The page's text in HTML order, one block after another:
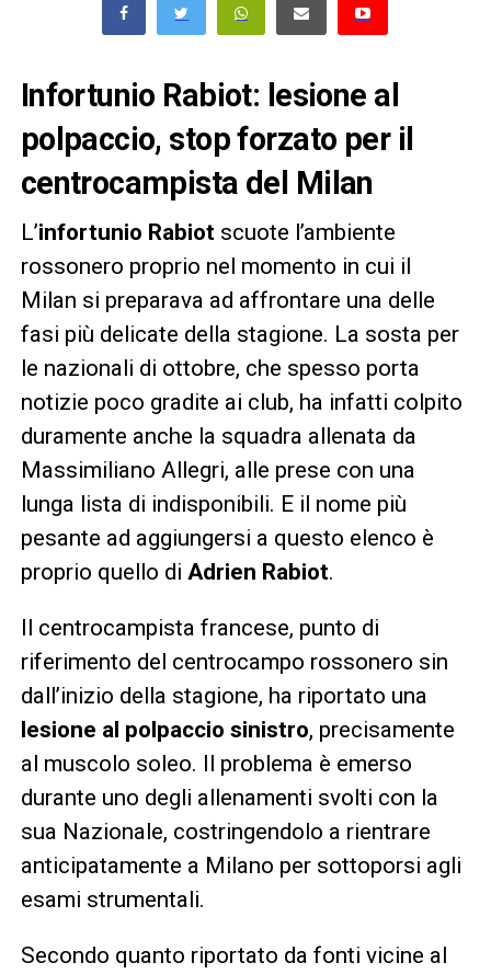
Infortunio Rabiot: lesione al
polpaccio, stop forzato per il
centrocampista del Milan
L’infortunio Rabiotscuote l’ambiente
rossonero proprio nel momento in cui il
Milan si preparava ad affrontare una delle
fasi più delicate della stagione. La sosta per
le nazionali di ottobre, che spesso porta
notizie poco gradite ai club, ha infatti colpito
duramente anche la squadra allenata da
Massimiliano Allegri, alle prese con una
lunga lista di indisponibili. E il nome più
pesante ad aggiungersi a questo elenco è
proprio quello di Adrien Rabiot.
Il centrocampista francese, punto di
riferimento del centrocampo rossonero sin
dall’inizio della stagione, ha riportato una
lesione al polpaccio sinistro, precisamente
al muscolo soleo. Il problema è emerso
durante uno degli allenamenti svolti con la
sua Nazionale, costringendolo a rientrare
anticipatamente a Milano per sottoporsi agli
esami strumentali.
Secondo quanto riportato da fonti vicine al